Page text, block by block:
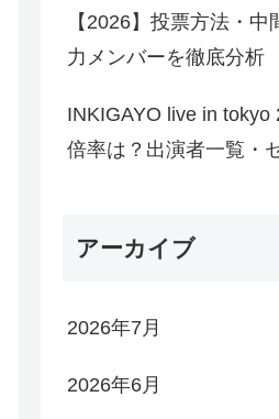
【2026】投票方法・
力メンバーを徹底分析
INKIGAYO live in tokyo
倍率は？出演者一覧・
アーカイブ
2026年7月
2026年6月